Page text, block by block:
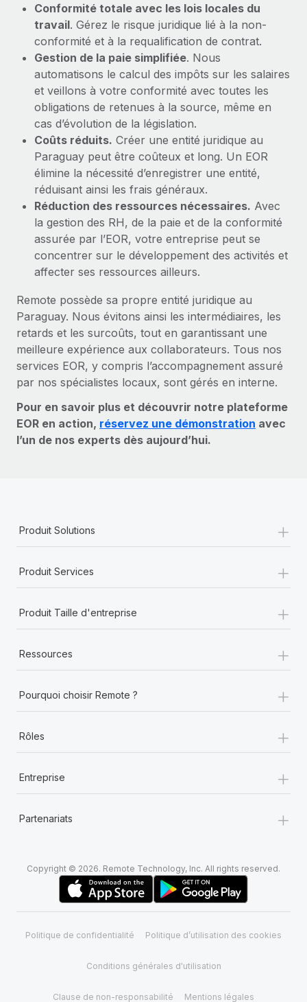
Conformité totale avec les lois locales du
travail. Gérez le risque juridique lié à la non-
conformité et à la requalification de contrat.
Gestion de la paie simplifiée. Nous
automatisons le calcul des impôts sur les salaires
et veillons à votre conformité avec toutes les
obligations de retenues à la source, même en
cas d’évolution de la législation.
Coûts réduits. Créer une entité juridique au
Paraguay peut être coûteux et long. Un EOR
élimine la nécessité d’enregistrer une entité,
réduisant ainsi les frais généraux.
Réduction des ressources nécessaires. Avec
la gestion des RH, de la paie et de la conformité
assurée par l’EOR, votre entreprise peut se
concentrer sur le développement des activités et
affecter ses ressources ailleurs.
Remote possède sa propre entité juridique au
Paraguay. Nous évitons ainsi les intermédiaires, les
retards et les surcoûts, tout en garantissant une
meilleure expérience aux collaborateurs. Tous nos
services EOR, y compris l’accompagnement assuré
par nos spécialistes locaux, sont gérés en interne.
Pour en savoir plus et découvrir notre plateforme
EOR en action, réservez une démonstration avec
l’un de nos experts dès aujourd’hui.
Produit Solutions +
Produit Services +
Produit Taille d'entreprise +
Ressources +
Pourquoi choisir Remote ? +
Rôles +
Entreprise +
Partenariats +
Copyright © 2026. Remote Technology, Inc. All rights reserved.
Politique de confidentialité Politique d’utilisation des cookies
Conditions générales d'utilisation
Clause de non-responsabilité Mentions légales